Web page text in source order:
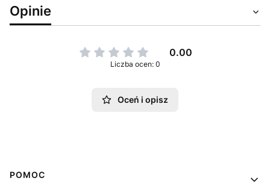
Opinie
0.00
Liczba ocen: 0
Oceń i opisz
Linki w stopce
POMOC